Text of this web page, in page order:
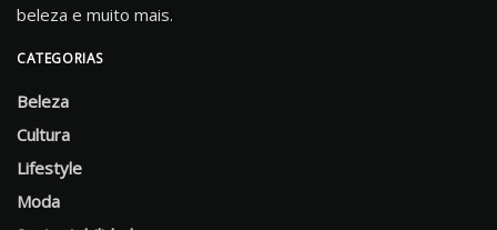
beleza e muito mais.
CATEGORIAS
Beleza
Cultura
Lifestyle
Moda